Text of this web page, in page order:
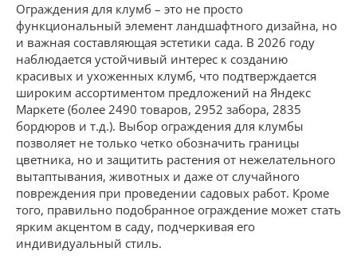
Ограждения для клумб – это не просто
функциональный элемент ландшафтного дизайна, но
и важная составляющая эстетики сада. В 2026 году
наблюдается устойчивый интерес к созданию
красивых и ухоженных клумб, что подтверждается
широким ассортиментом предложений на Яндекс
Маркете (более 2490 товаров, 2952 забора, 2835
бордюров и т.д.). Выбор ограждения для клумбы
позволяет не только четко обозначить границы
цветника, но и защитить растения от нежелательного
вытаптывания, животных и даже от случайного
повреждения при проведении садовых работ. Кроме
того, правильно подобранное ограждение может стать
ярким акцентом в саду, подчеркивая его
индивидуальный стиль.